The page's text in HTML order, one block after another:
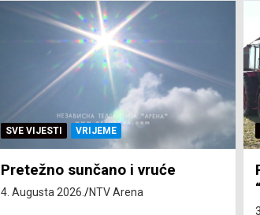
SVE VIJESTI ZEMLJA
Pravo na subvenciju za traktor
“Belarus” ostvarila 84 korisnika